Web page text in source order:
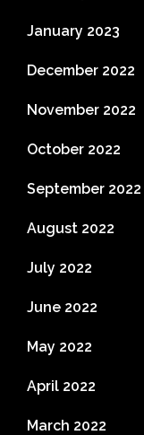
January 2023
December 2022
November 2022
October 2022
September 2022
August 2022
July 2022
June 2022
May 2022
April 2022
March 2022